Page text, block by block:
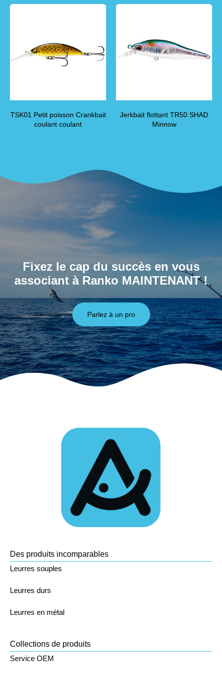
TSK01 Petit poisson Crankbait
coulant coulant
Jerkbait flottant TR50 SHAD
Minnow
Fixez le cap du succès en vous
associant à Ranko MAINTENANT !
Parlez à un pro
Des produits incomparables
Leurres souples
Leurres durs
Leurres en métal
Collections de produits
Service OEM